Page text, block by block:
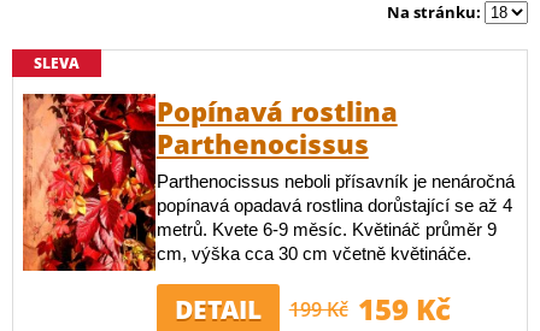
Na stránku:
SLEVA
Popínavá rostlina
Parthenocissus
Parthenocissus neboli přísavník je nenáročná
popínavá opadavá rostlina dorůstající se až 4
metrů. Kvete 6-9 měsíc. Květináč průměr 9
cm, výška cca 30 cm včetně květináče.
DETAIL 199 Kč 159 Kč